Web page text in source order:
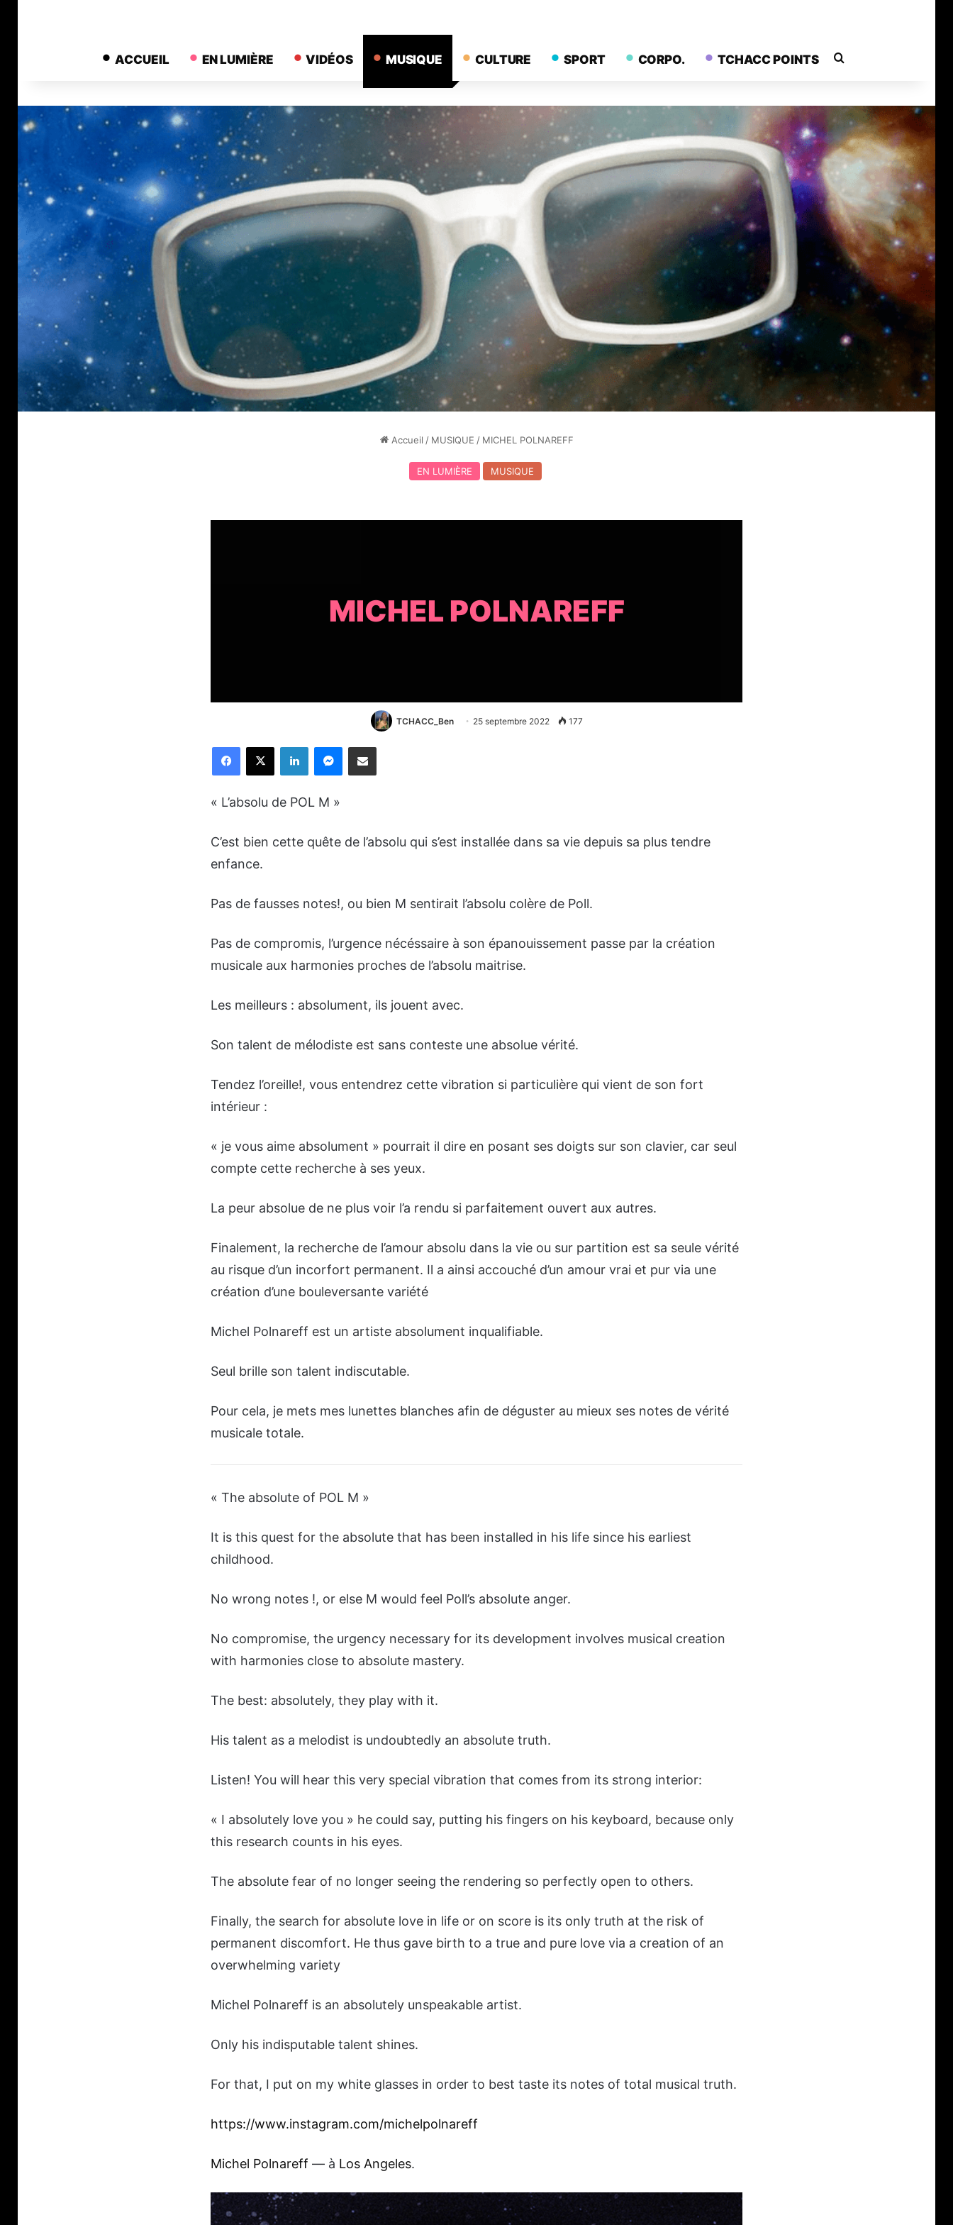
ACCUEIL EN LUMIÈRE VIDÉOS MUSIQUE CULTURE SPORT CORPO. TCHACC POINTS
Accueil / MUSIQUE / MICHEL POLNAREFF
EN LUMIÈRE MUSIQUE
MICHEL POLNAREFF
TCHACC_Ben 25 septembre 2022 177
Facebook
X LinkedinMessenger
Partager par email
« L’absolu de POL M »
C’est bien cette quête de l’absolu qui s’est installée dans sa vie depuis sa plus tendre
enfance.
Pas de fausses notes!, ou bien M sentirait l’absolu colère de Poll.
Pas de compromis, l’urgence nécéssaire à son épanouissement passe par la création
musicale aux harmonies proches de l’absolu maitrise.
Les meilleurs : absolument, ils jouent avec.
Son talent de mélodiste est sans conteste une absolue vérité.
Tendez l’oreille!, vous entendrez cette vibration si particulière qui vient de son fort
intérieur :
« je vous aime absolument » pourrait il dire en posant ses doigts sur son clavier, car seul
compte cette recherche à ses yeux.
La peur absolue de ne plus voir l’a rendu si parfaitement ouvert aux autres.
Finalement, la recherche de l’amour absolu dans la vie ou sur partition est sa seule vérité
au risque d’un incorfort permanent. Il a ainsi accouché d’un amour vrai et pur via une
création d’une bouleversante variété
Michel Polnareff est un artiste absolument inqualifiable.
Seul brille son talent indiscutable.
Pour cela, je mets mes lunettes blanches afin de déguster au mieux ses notes de vérité
musicale totale.
« The absolute of POL M »
It is this quest for the absolute that has been installed in his life since his earliest
childhood.
No wrong notes !, or else M would feel Poll’s absolute anger.
No compromise, the urgency necessary for its development involves musical creation
with harmonies close to absolute mastery.
The best: absolutely, they play with it.
His talent as a melodist is undoubtedly an absolute truth.
Listen! You will hear this very special vibration that comes from its strong interior:
« I absolutely love you » he could say, putting his fingers on his keyboard, because only
this research counts in his eyes.
The absolute fear of no longer seeing the rendering so perfectly open to others.
Finally, the search for absolute love in life or on score is its only truth at the risk of
permanent discomfort. He thus gave birth to a true and pure love via a creation of an
overwhelming variety
Michel Polnareff is an absolutely unspeakable artist.
Only his indisputable talent shines.
For that, I put on my white glasses in order to best taste its notes of total musical truth.
https://www.instagram.com/michelpolnareff
Michel Polnareff — à Los Angeles.